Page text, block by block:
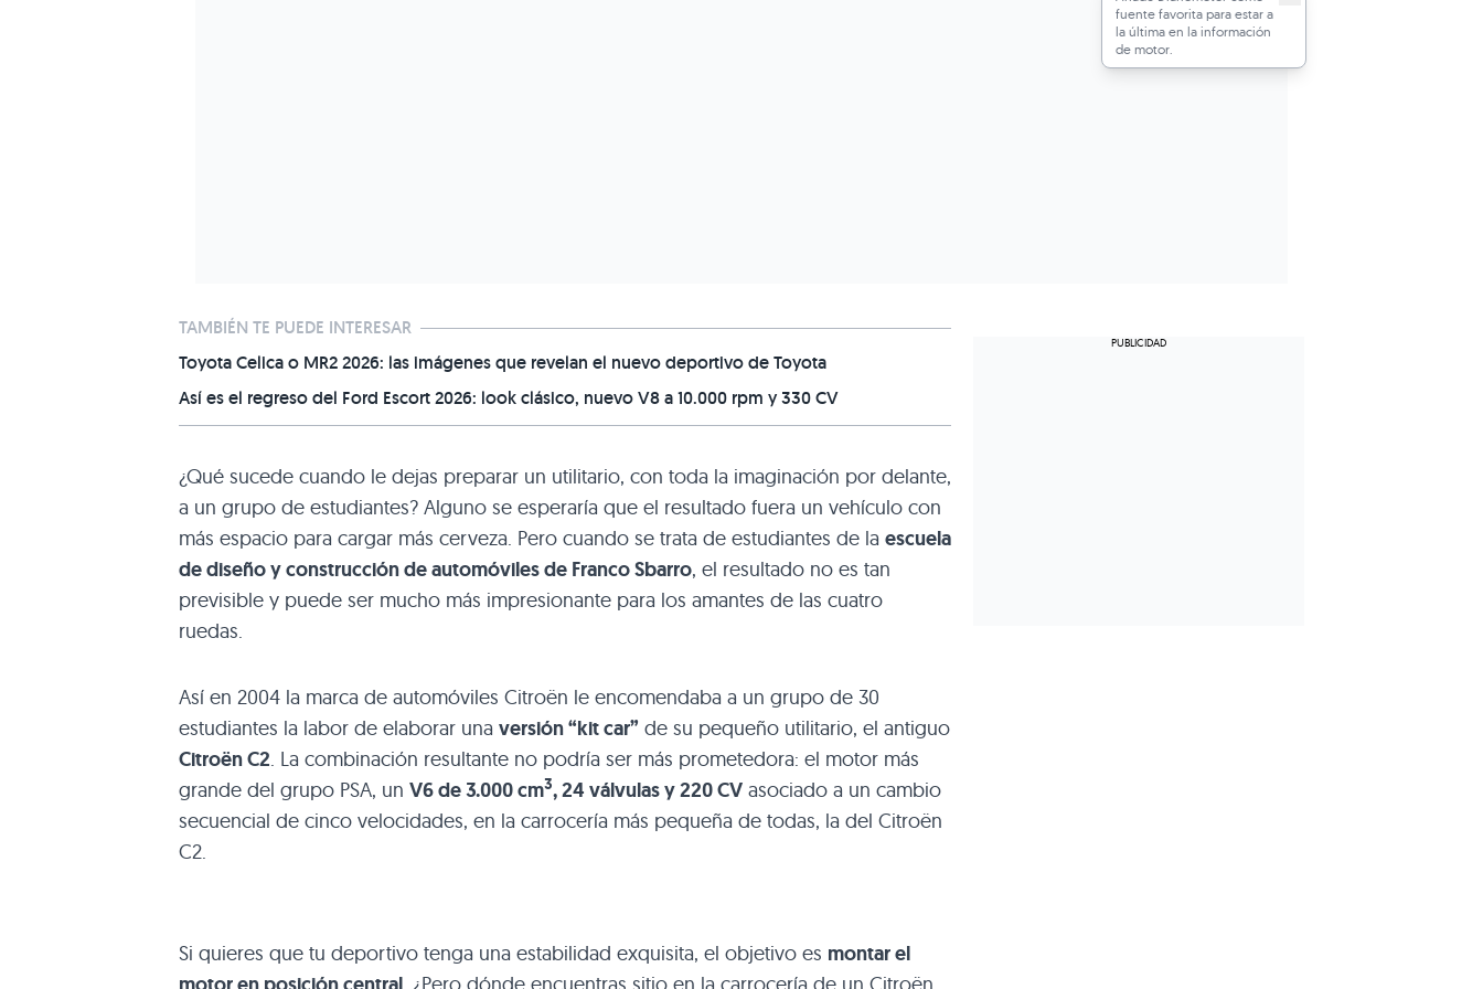
fuente favorita para estar a
la última en la información
de motor.
TAMBIÉN TE PUEDE INTERESAR
Toyota Celica o MR2 2026: las imágenes que revelan el nuevo deportivo de Toyota
Así es el regreso del Ford Escort 2026: look clásico, nuevo V8 a 10.000 rpm y 330 CV
¿Qué sucede cuando le dejas preparar un utilitario, con toda la imaginación por delante,
a un grupo de estudiantes? Alguno se esperaría que el resultado fuera un vehículo con
más espacio para cargar más cerveza. Pero cuando se trata de estudiantes de la escuela
de diseño y construcción de automóviles de Franco Sbarro, el resultado no es tan
previsible y puede ser mucho más impresionante para los amantes de las cuatro
ruedas.
Así en 2004 la marca de automóviles Citroën le encomendaba a un grupo de 30
estudiantes la labor de elaborar una versión “kit car” de su pequeño utilitario, el antiguo
Citroën C2. La combinación resultante no podría ser más prometedora: el motor más
grande del grupo PSA, un V6 de 3.000 cm3, 24 válvulas y 220 CV asociado a un cambio
secuencial de cinco velocidades, en la carrocería más pequeña de todas, la del Citroën
C2.
Si quieres que tu deportivo tenga una estabilidad exquisita, el objetivo es montar el